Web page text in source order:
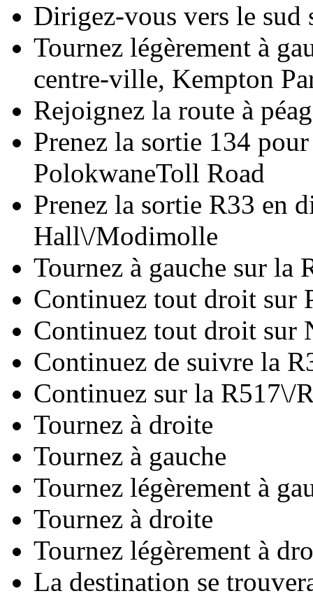
Dirigez-vous vers le
Tournez légèrement à
centre-ville, Kempton
Rejoignez la route à
Prenez la sortie 134
PolokwaneToll Road
Prenez la sortie R33 en
Hall\/Modimolle
Tournez à gauche sur la
Continuez tout droit sur
Continuez tout droit sur
Continuez de suivre la
Continuez sur la R517\/
Tournez à droite
Tournez à gauche
Tournez légèrement à
Tournez à droite
Tournez légèrement à
La destination se